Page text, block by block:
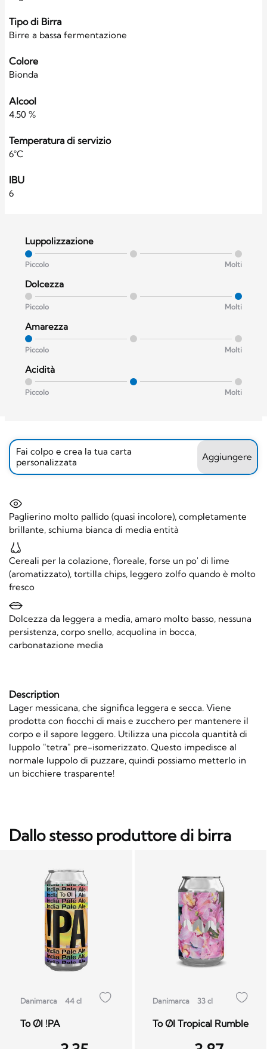
Tipo di Birra
Birre a bassa fermentazione
Colore
Bionda
Alcool
4.50 %
Temperatura di servizio
6°C
IBU
6
Luppolizzazione
Piccolo Molti
Dolcezza
Piccolo Molti
Amarezza
Piccolo Molti
Acidità
Piccolo Molti
Fai colpo e crea la tua carta
personalizzata
Aggiungere
Paglierino molto pallido (quasi incolore), completamente
brillante, schiuma bianca di media entità
Cereali per la colazione, floreale, forse un po' di lime
(aromatizzato), tortilla chips, leggero zolfo quando è molto
fresco
Dolcezza da leggera a media, amaro molto basso, nessuna
persistenza, corpo snello, acquolina in bocca,
carbonatazione media
Description
Lager messicana, che significa leggera e secca. Viene
prodotta con fiocchi di mais e zucchero per mantenere il
corpo e il sapore leggero. Utilizza una piccola quantità di
luppolo "tetra" pre-isomerizzato. Questo impedisce al
normale luppolo di puzzare, quindi possiamo metterlo in
un bicchiere trasparente!
Dallo stesso produttore di birra
Danimarca 44 cl
To Øl !PA
Danimarca 33 cl
To Øl Tropical Rumble